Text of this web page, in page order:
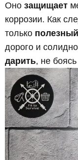
Оно защищает
коррозии. Как
только полезный
дорого и
дарить, не